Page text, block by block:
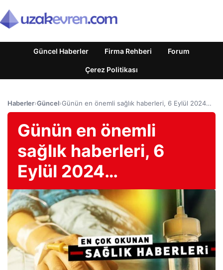
Güncel Haberler Firma Rehberi Forum
Çerez Politikası
Haberler›Güncel›Günün en önemli sağlık haberleri, 6 Eylül 2024…
Günün en önemli
sağlık haberleri, 6
Eylül 2024…